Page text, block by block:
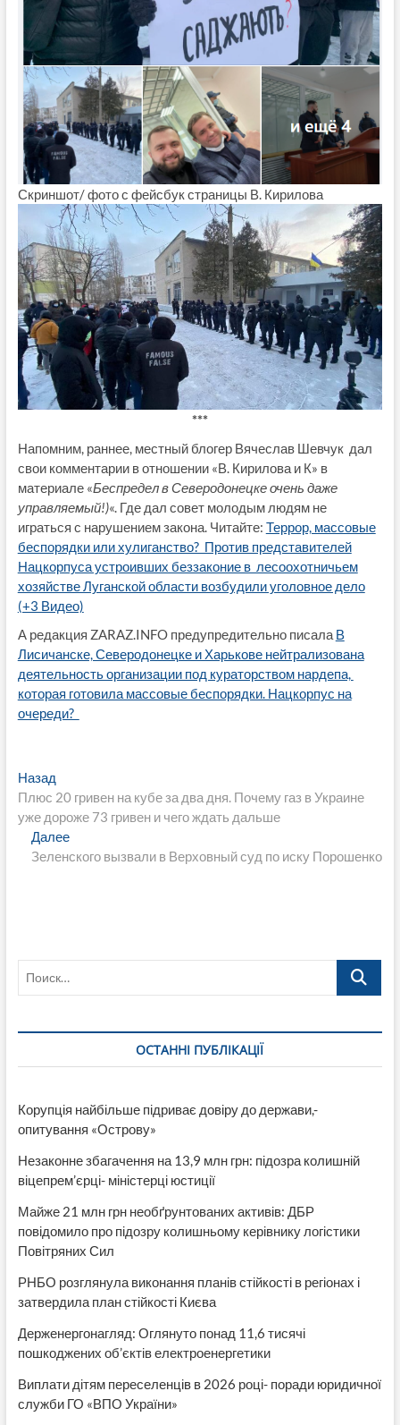
Скриншот/ фото с фейсбук страницы В. Кирилова
***
Напомним, раннее, местный блогер Вячеслав Шевчук дал
свои комментарии в отношении «В. Кирилова и К» в
материале «Беспредел в Северодонецке очень даже
управляемый!)«. Где дал совет молодым людям не
играться с нарушением закона. Читайте: Террор, массовые
беспорядки или хулиганство? Против представителей
Нацкорпуса устроивших беззаконие в лесоохотничьем
хозяйстве Луганской области возбудили уголовное дело
(+3 Видео)
А редакция ZARAZ.INFO предупредительно писала В
Лисичанске, Северодонецке и Харькове нейтрализована
деятельность организации под кураторством нардепа,
которая готовила массовые беспорядки. Нацкорпус на
очереди?
Навигация
по
записям
НазадПредыдущая
запись:
Плюс 20 гривен на кубе за два дня. Почему газ в Украине
уже дороже 73 гривен и чего ждать дальше
ДалееСледующая
запись:
Зеленского вызвали в Верховный суд по иску Порошенко
Поиск…
ОСТАННІ ПУБЛІКАЦІЇ
Корупція найбільше підриває довіру до держави,-
опитування «Острову»
Незаконне збагачення на 13,9 млн грн: підозра колишній
віцепрем’єрці- міністерці юстиції
Майже 21 млн грн необґрунтованих активів: ДБР
повідомило про підозру колишньому керівнику логістики
Повітряних Сил
РНБО розглянула виконання планів стійкості в регіонах і
затвердила план стійкості Києва
Держенергонагляд: Оглянуто понад 11,6 тисячі
пошкоджених об’єктів електроенергетики
Виплати дітям переселенців в 2026 році- поради юридичної
служби ГО «ВПО України»